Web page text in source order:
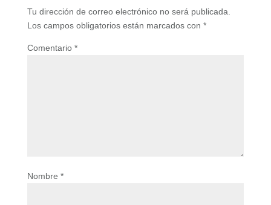
Tu dirección de correo electrónico no será publicada.
Los campos obligatorios están marcados con *
Comentario *
Nombre *